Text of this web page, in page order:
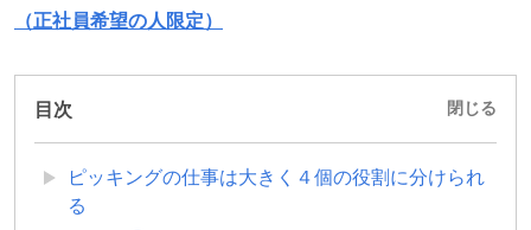
（正社員希望の人限定）
目次 閉じる
ピッキングの仕事は大きく４個の役割に分けられ
る